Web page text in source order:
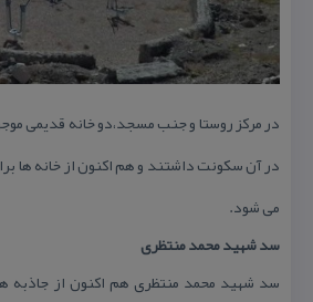
در مركز روستا و جنب مسجد،دو خانه قدیمی
در آن سكونت داشتند و هم اكنون از خانه ها
می شود.
سد شهید محمد منتظری
سد شهید محمد منتظری هم اكنون از جاذبه